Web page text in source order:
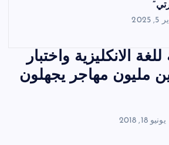
الانكليزية واختبار
مليون مهاجر يجهلون
يونيو 18, 2018